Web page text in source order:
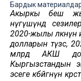
Бардык
Акыркы беш
өнүгүшүндө
2020-жылы
долларын түзсө,
млрд АКШ
Кыргызстандын
эсеге көбөйгөнүн